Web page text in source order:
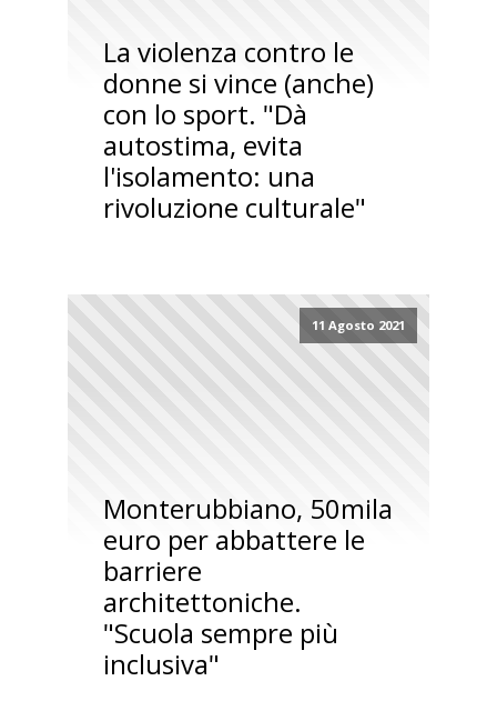
La violenza contro le
donne si vince (anche)
con lo sport. "Dà
autostima, evita
l'isolamento: una
rivoluzione culturale"
11 Agosto 2021
Monterubbiano, 50mila
euro per abbattere le
barriere
architettoniche.
"Scuola sempre più
inclusiva"